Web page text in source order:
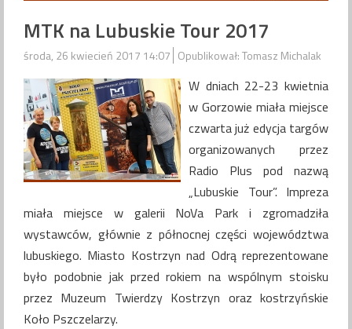
MTK na Lubuskie Tour 2017
środa, 26 kwiecień 2017 14:07 Opublikował: Tomasz Michalak
W dniach 22-23 kwietnia
w Gorzowie miała miejsce
czwarta już edycja targów
organizowanych przez
Radio Plus pod nazwą
„Lubuskie Tour”. Impreza
miała miejsce w galerii NoVa Park i zgromadziła
wystawców, głównie z północnej części województwa
lubuskiego. Miasto Kostrzyn nad Odrą reprezentowane
było podobnie jak przed rokiem na wspólnym stoisku
przez Muzeum Twierdzy Kostrzyn oraz kostrzyńskie
Koło Pszczelarzy.